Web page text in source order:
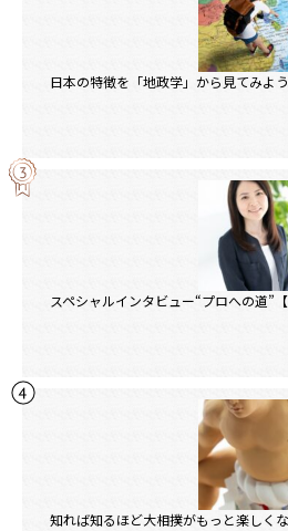
日本の特徴を「地政学」から見てみよ
スペシャルインタビュー“プロへの道”
知れば知るほど大相撲がもっと楽しく